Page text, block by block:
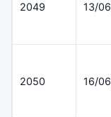
2049 13/
2050 16/